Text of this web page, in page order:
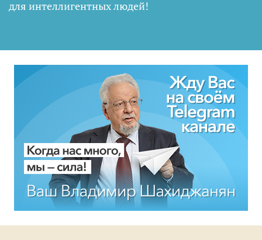
для интеллигентных людей!